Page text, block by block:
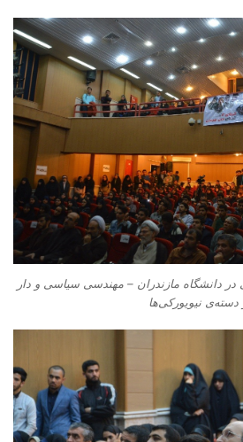
دانشگاه مازندران – مهندسی سیاسی و دار
دسته‌‌ی نیویورکی‌ها